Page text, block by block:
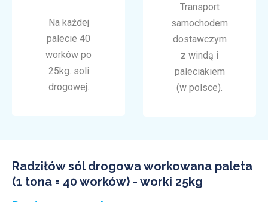
Na każdej
palecie 40
worków po
25kg. soli
drogowej.
Transport
samochodem
dostawczym
z windą i
paleciakiem
(w polsce).
Radziłów sól drogowa workowana paleta
(1 tona = 40 worków) - worki 25kg